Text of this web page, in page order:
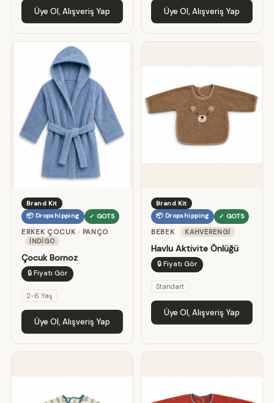
Üye Ol, Alışveriş Yap Üye Ol, Alışveriş Yap
Brand Kit
📦 Dropshipping
✓ GOTS
ERKEK ÇOCUK · PANÇO
İNDIGO
Çocuk Bornoz
🔒 Fiyatı Gör
2-6 Yaş
Üye Ol, Alışveriş Yap
Brand Kit
📦 Dropshipping
✓ GOTS
BEBEK KAHVERENGI
Havlu Aktivite Önlüğü
🔒 Fiyatı Gör
Standart
Üye Ol, Alışveriş Yap